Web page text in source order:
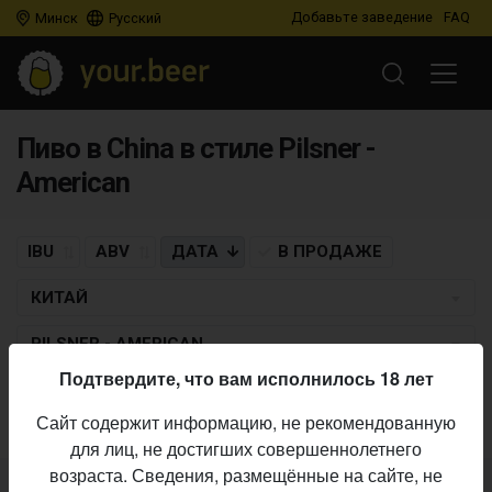
Минск Русский Добавьте заведение FAQ
Пиво в China в стиле Pilsner -
American
IBU ABV ДАТА В ПРОДАЖЕ
КИТАЙ
PILSNER - AMERICAN
Пиво по заданным критериям не найдено
Подтвердите, что вам исполнилось 18 лет
Сайт содержит информацию, не рекомендованную
для лиц, не достигших совершеннолетнего
возраста. Сведения, размещённые на сайте, не